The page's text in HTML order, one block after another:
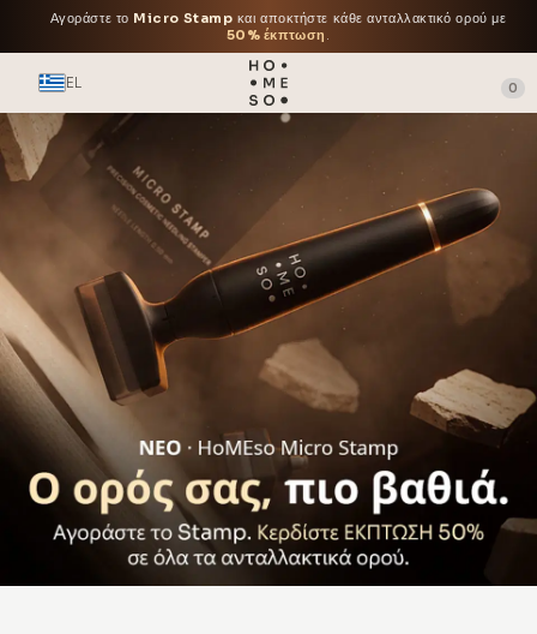
Αγοράστε το Micro Stamp και αποκτήστε κάθε ανταλλακτικό ορού με
50% έκπτωση .
EL 0